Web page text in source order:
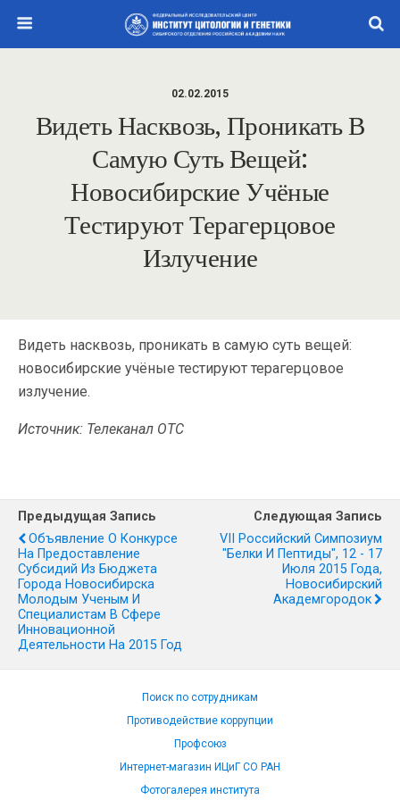
02.02.2015
Видеть Насквозь, Проникать В
Самую Суть Вещей:
Новосибирские Учёные
Тестируют Терагерцовое
Излучение
Видеть насквозь, проникать в самую суть вещей:
новосибирские учёные тестируют терагерцовое
излучение.
Источник: Телеканал ОТС
Предыдущая Запись
Объявление О Конкурсе
На Предоставление
Субсидий Из Бюджета
Города Новосибирска
Молодым Ученым И
Специалистам В Сфере
Инновационной
Деятельности На 2015 Год
Следующая Запись
VII Российский Симпозиум
"Белки И Пептиды", 12 - 17
Июля 2015 Года,
Новосибирский
Академгородок
Поиск по сотрудникам
Противодействие коррупции
Профсоюз
Интернет-магазин ИЦиГ СО РАН
Фотогалерея института